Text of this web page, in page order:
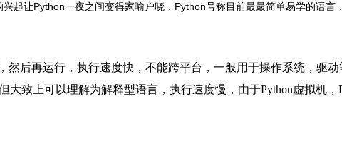
起让Python一夜之间变得家喻户晓，Python号称目前最最简单易学的语
后再运行，执行速度快，不能跨平台，一般用于操作系统，驱动
大致上可以理解为解释型语言，执行速度慢，由于Python虚拟机